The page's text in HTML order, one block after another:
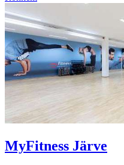
MyFitness Järve